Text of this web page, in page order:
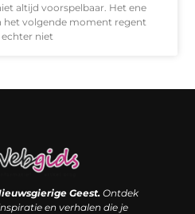
altijd voorspelbaar. Het ene
het volgende moment regent
niet
Geest. Ontdek
en verhalen die je